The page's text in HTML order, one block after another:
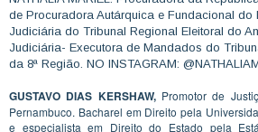
de Procuradora Autárquica e Fundacional do
Judiciária do Tribunal Regional Eleitoral do
Judiciária- Executora de Mandados do
da 8ª Região. NO INSTAGRAM:
GUSTAVO DIAS KERSHAW, Promotor de
Pernambuco. Bacharel em Direito pela
e especialista em Direito do Estado pela